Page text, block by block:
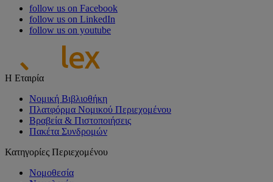
follow us on Facebook
follow us on LinkedIn
follow us on youtube
Η Εταιρία
Νομική Βιβλιοθήκη
Πλατφόρμα Νομικού Περιεχομένου
Βραβεία & Πιστοποιήσεις
Πακέτα Συνδρομών
Κατηγορίες Περιεχομένου
Νομοθεσία